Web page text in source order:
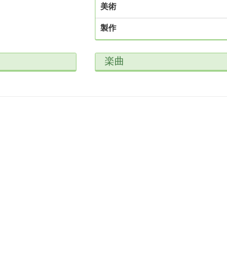
美術
製作
楽曲